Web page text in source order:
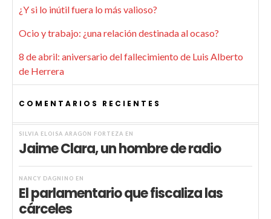
¿Y si lo inútil fuera lo más valioso?
Ocio y trabajo: ¿una relación destinada al ocaso?
8 de abril: aniversario del fallecimiento de Luis Alberto
de Herrera
COMENTARIOS RECIENTES
SILVIA ELOISA ARAGÓN FORTEZA EN
Jaime Clara, un hombre de radio
NANCY DAGNINO EN
El parlamentario que fiscaliza las
cárceles